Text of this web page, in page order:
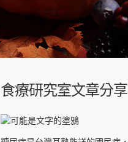
食療研究室文章分